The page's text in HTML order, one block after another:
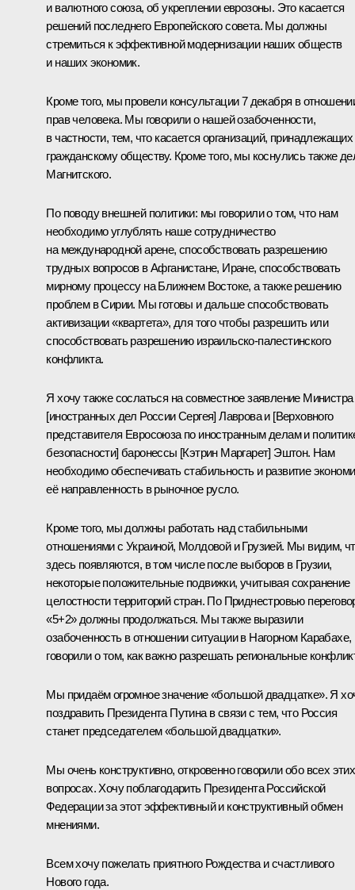
и валютного союза, об укреплении еврозоны. Это касается
решений последнего Европейского совета. Мы должны
стремиться к эффективной модернизации наших обществ
и наших экономик.
Кроме того, мы провели консультации 7 декабря в
прав человека. Мы говорили о нашей озабоченности,
в частности, тем, что касается организаций, принадлежащих
гражданскому обществу. Кроме того, мы коснулись также
Магнитского.
По поводу внешней политики: мы говорили о том, что нам
необходимо углублять наше сотрудничество
на международной арене, способствовать разрешению
трудных вопросов в Афганистане, Иране, способствовать
мирному процессу на Ближнем Востоке, а также решению
проблем в Сирии. Мы готовы и дальше способствовать
активизации «квартета», для того чтобы разрешить или
способствовать разрешению израильско-палестинского
конфликта.
Я хочу также сослаться на совместное заявление Министра
[иностранных дел России Сергея] Лаврова и [Верховного
представителя Евросоюза по иностранным делам и
безопасности] баронессы [Кэтрин Маргарет] Эштон. Нам
необходимо обеспечивать стабильность и развитие
её направленность в рыночное русло.
Кроме того, мы должны работать над стабильными
отношениями с Украиной, Молдовой и Грузией. Мы видим,
здесь появляются, в том числе после выборов в Грузии,
некоторые положительные подвижки, учитывая сохранение
целостности территорий стран. По Приднестровью
«5+2» должны продолжаться. Мы также выразили
озабоченность в отношении ситуации в Нагорном Карабахе,
говорили о том, как важно разрешать региональные
Мы придаём огромное значение «большой двадцатке». Я
поздравить Президента Путина в связи с тем, что Россия
станет председателем «большой двадцатки».
Мы очень конструктивно, откровенно говорили обо всех этих
вопросах. Хочу поблагодарить Президента Российской
Федерации за этот эффективный и конструктивный обмен
мнениями.
Всем хочу пожелать приятного Рождества и счастливого
Нового года.